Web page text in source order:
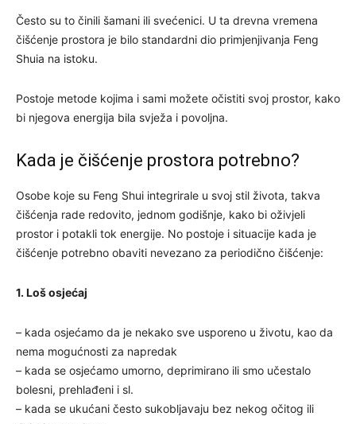
Često su to činili šamani ili svećenici. U ta drevna vremena
čišćenje prostora je bilo standardni dio primjenjivanja Feng
Shuia na istoku.
Postoje metode kojima i sami možete očistiti svoj prostor, kako
bi njegova energija bila svježa i povoljna.
Kada je čišćenje prostora potrebno?
Osobe koje su Feng Shui integrirale u svoj stil života, takva
čišćenja rade redovito, jednom godišnje, kako bi oživjeli
prostor i potakli tok energije. No postoje i situacije kada je
čišćenje potrebno obaviti nevezano za periodično čišćenje:
1. Loš osjećaj
– kada osjećamo da je nekako sve usporeno u životu, kao da
nema mogućnosti za napredak
– kada se osjećamo umorno, deprimirano ili smo učestalo
bolesni, prehlađeni i sl.
– kada se ukućani često sukobljavaju bez nekog očitog ili